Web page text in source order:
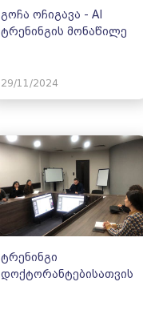
გოჩა ოჩიგავა - AI
ტრენინგის მონაწილე
29/11/2024
ტრენინგი
დოქტორანტებისათვის